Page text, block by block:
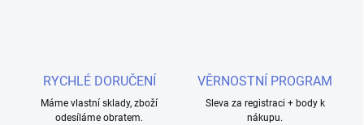
RYCHLÉ DORUČENÍ
Máme vlastní sklady, zboží
odesíláme obratem.
VĚRNOSTNÍ PROGRAM
Sleva za registraci + body k
nákupu.